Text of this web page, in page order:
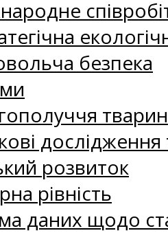
безпека
тварин
розвиток
рівність
даних щодо